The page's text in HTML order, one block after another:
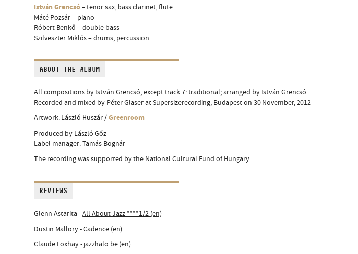
István Grencsó– tenor sax, bass clarinet, flute
Máté Pozsár – piano
Róbert Benkő – double bass
Szilveszter Miklós – drums, percussion
ABOUT THE ALBUM
All compositions by István Grencsó, except track 7: traditional; arranged by István Grencsó
Recorded and mixed by Péter Glaser at Supersizerecording, Budapest on 30 November, 2012
Artwork: László Huszár /Greenroom
Produced by László Gőz
Label manager: Tamás Bognár
The recording was supported by the National Cultural Fund of Hungary
REVIEWS
Glenn Astarita -All About Jazz ****1/2 (en)
Dustin Mallory -Cadence (en)
Claude Loxhay - jazzhalo.be (en)